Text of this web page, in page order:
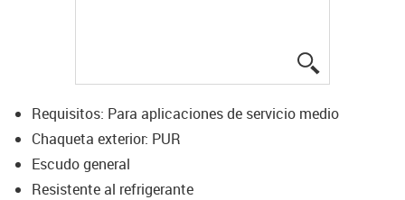
Requisitos: Para aplicaciones de servicio medio
Chaqueta exterior: PUR
Escudo general
Resistente al refrigerante